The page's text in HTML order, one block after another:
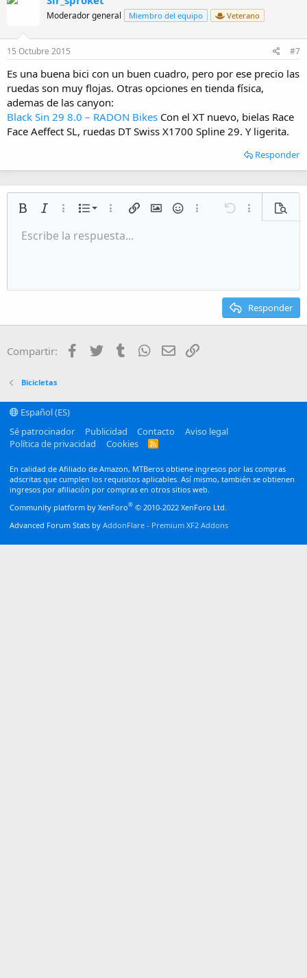
Moderador general Miembro del equipo Veterano
15 Octubre 2015 #7
Es una buena bici con un buen cuadro, pero por ese precio las
ruedas son muy flojas. Otras opciones en tienda física,
ademas de las canyon:
Black Sin 29 8.0 – RADON Bikes Con el XT nuevo, bielas Race
Face Aeffect SL, ruedas DT Swiss X1700 Spline 29. Y ligerita.
Responder
NegritaCursivaMás opciones…
Lista
Lista numerada
Lista desordenada
Más opciones…
Insertar enlace
Insertar imagen
EmoticonosMás opciones…
Deshacer
Más
Vista
Tamaño del texto
9
Color de texto
Fuente Arial
Trebuchet MS
TachadoSubrayado
AlineamientoAlineación izquierda
Paragraph format
Normal
Heading 2
CitarMultimedia
Insert table
Insert horizontal line
SpoilerCódigo
RehacerCambiar a código BB
Eliminar formato
BorradoresGuardar borrador
Escribe la respuesta...
Responder
Compartir: Facebook
Twitter TumblrWhatsApp
Email
Bicicletas
Español (ES)
Sé patrocinador
Publicidad Contacto
Aviso legal
Política de privacidad
Cookies
R
En calidad de Afiliado de Amazon, MTBeros obtiene ingresos por las compras
adscritas que cumplen los requisitos aplicables. Así mismo, también se obtienen
ingresos por afiliación por compras en otros sitios web.
Community platform by XenForo® © 2010-2022 XenForo Ltd.
Advanced Forum Stats by AddonFlare - Premium XF2 Addons